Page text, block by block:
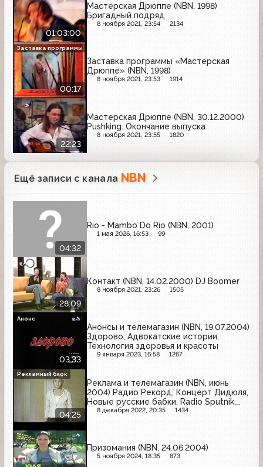
01:03:00
Мастерская Дрюппе (NBN, 1998)
Бригадный подряд
8 ноября 2021, 23:54 2134
00:17
Заставка программы «Мастерская
Дрюппе» (NBN, 1998)
8 ноября 2021, 23:53 1914
Заставка программы
22:23
Мастерская Дрюппе (NBN, 30.12.2000)
Pushking. Окончание выпуска
8 ноября 2021, 23:55 1820
Ещё записи с канала NBN
04:32
Rio - Mambo Do Rio (NBN, 2001)
1 мая 2026, 16:53 99
28:09
Контакт (NBN, 14.02.2000) DJ Boomer
8 ноября 2021, 23:26 1505
03:33
Анонсы и телемагазин (NBN, 19.07.2004)
Здорово, Адвокатские истории,
Технология здоровья и красоты
9 января 2023, 16:58 1267
Анонс
04:25
Реклама и телемагазин (NBN, июнь
2004) Радио Рекорд, Концерт Дидюля,
Новые русские бабки, Radio Sputnik,
Невские звёзды
8 декабря 2022, 20:35 1434
Рекламный блок
Призомания (NBN, 24.06.2004)
5 ноября 2024, 18:35 873